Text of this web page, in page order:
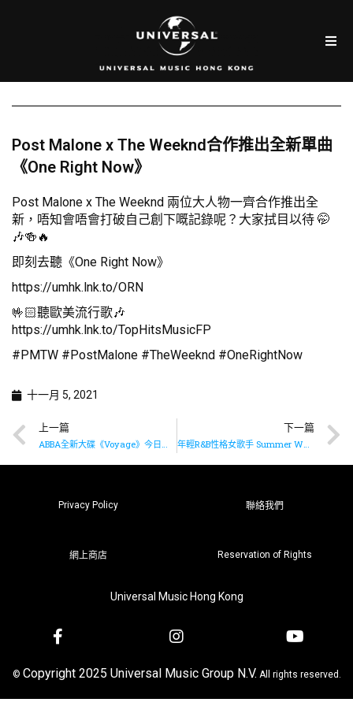
Post Malone x The Weeknd合作推出全新單曲
《One Right Now》
Post Malone x The Weeknd 兩位大人物一齊合作推出全
新，唔知會唔會打破自己創下嘅記錄呢？大家拭目以待 🤭
🎶🍻🔥
即刻去聽《One Right Now》
https://umhk.lnk.to/ORN
🤟🏻聽歐美流行歌🎶
https://umhk.lnk.to/TopHitsMusicFP
#PMTW #PostMalone #TheWeeknd #OneRightNow
十一月 5, 2021
上一篇
ABBA全新大碟《Voyage》今日隆重上架
下一篇
年輕R&B性格女歌手 Summer Walker 推出全新大碟《Still Over It》
Privacy Policy 聯絡我們
網上商店 Reservation of Rights
Universal Music Hong Kong
© Copyright 2025 Universal Music Group N.V. All rights reserved.